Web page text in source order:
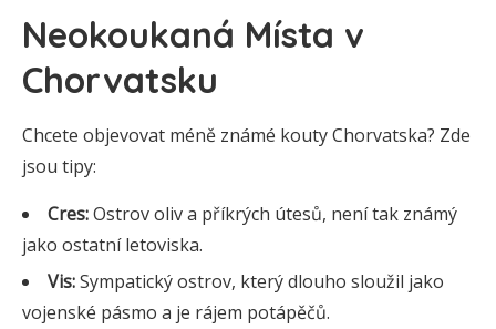
Neokoukaná Místa v
Chorvatsku
Chcete objevovat méně známé kouty Chorvatska? Zde
jsou tipy:
Cres:Ostrov oliv a příkrých útesů, není tak známý
jako ostatní letoviska.
Vis:Sympatický ostrov, který dlouho sloužil jako
vojenské pásmo a je rájem potápěčů.